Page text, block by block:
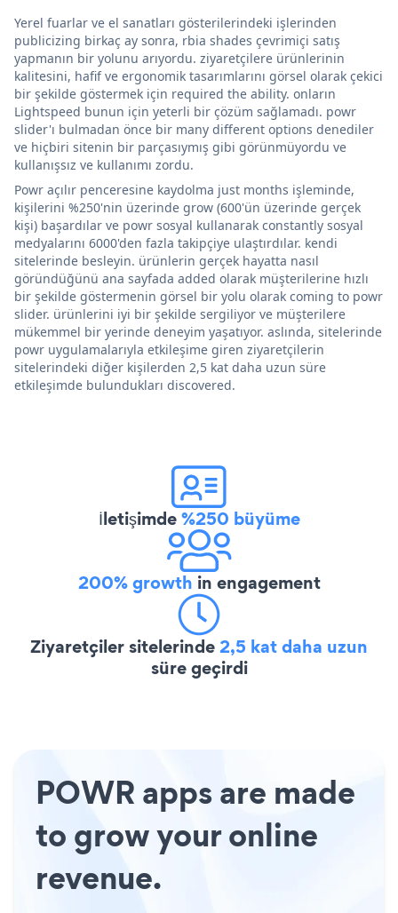
Yerel fuarlar ve el sanatları gösterilerindeki işlerinden
publicizing birkaç ay sonra, rbia shades çevrimiçi satış
yapmanın bir yolunu arıyordu. ziyaretçilere ürünlerinin
kalitesini, hafif ve ergonomik tasarımlarını görsel olarak çekici
bir şekilde göstermek için required the ability. onların
Lightspeed bunun için yeterli bir çözüm sağlamadı. powr
slider'ı bulmadan önce bir many different options denediler
ve hiçbiri sitenin bir parçasıymış gibi görünmüyordu ve
kullanışsız ve kullanımı zordu.
Powr açılır penceresine kaydolma just months işleminde,
kişilerini %250'nin üzerinde grow (600'ün üzerinde gerçek
kişi) başardılar ve powr sosyal kullanarak constantly sosyal
medyalarını 6000'den fazla takipçiye ulaştırdılar. kendi
sitelerinde besleyin. ürünlerin gerçek hayatta nasıl
göründüğünü ana sayfada added olarak müşterilerine hızlı
bir şekilde göstermenin görsel bir yolu olarak coming to powr
slider. ürünlerini iyi bir şekilde sergiliyor ve müşterilere
mükemmel bir yerinde deneyim yaşatıyor. aslında, sitelerinde
powr uygulamalarıyla etkileşime giren ziyaretçilerin
sitelerindeki diğer kişilerden 2,5 kat daha uzun süre
etkileşimde bulundukları discovered.
İletişimde%250 büyüme
200% growth in engagement
Ziyaretçiler sitelerinde2,5 kat daha uzun
süre geçirdi
POWR apps are made
to grow your online
revenue.